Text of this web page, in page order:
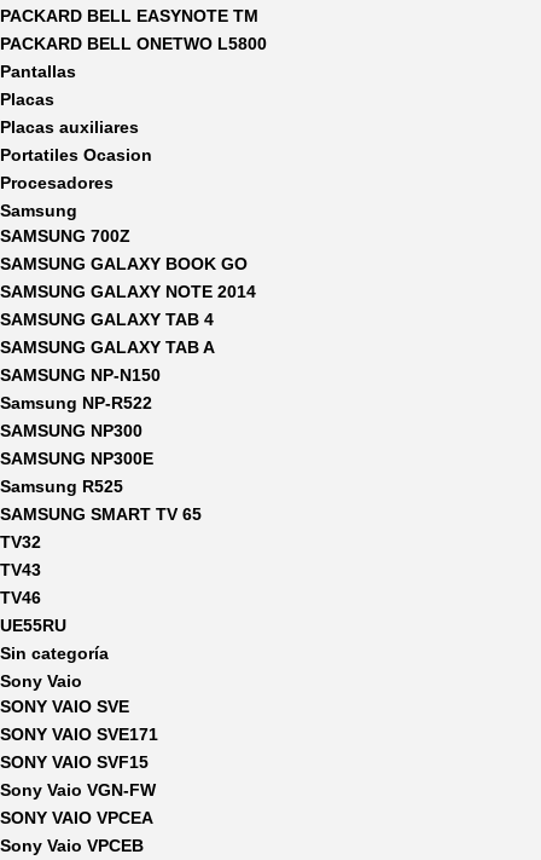
PACKARD BELL EASYNOTE TM
PACKARD BELL ONETWO L5800
Pantallas
Placas
Placas auxiliares
Portatiles Ocasion
Procesadores
Samsung
SAMSUNG 700Z
SAMSUNG GALAXY BOOK GO
SAMSUNG GALAXY NOTE 2014
SAMSUNG GALAXY TAB 4
SAMSUNG GALAXY TAB A
SAMSUNG NP-N150
Samsung NP-R522
SAMSUNG NP300
SAMSUNG NP300E
Samsung R525
SAMSUNG SMART TV 65
TV32
TV43
TV46
UE55RU
Sin categoría
Sony Vaio
SONY VAIO SVE
SONY VAIO SVE171
SONY VAIO SVF15
Sony Vaio VGN-FW
SONY VAIO VPCEA
Sony Vaio VPCEB